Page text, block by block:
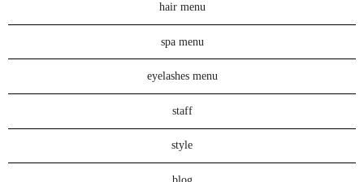
hair menu
spa menu
eyelashes menu
staff
style